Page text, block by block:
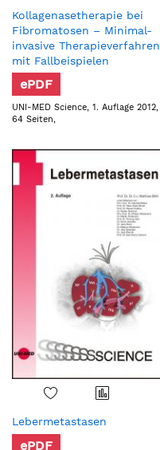
Kollagenasetherapie bei
Fibromatosen – Minimal-
invasive Therapieverfahren
mit Fallbeispielen
ePDF
UNI-MED Science, 1. Auflage 2012,
64 Seiten,
Lebermetastasen
ePDF